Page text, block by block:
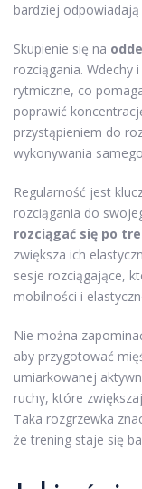
bardziej
Skupienie się na
rozciągania. Wdechy
rytmiczne, co
poprawić
przystąpieniem do
wykonywania
Regularność jest
rozciągania do
rozciągać się po
zwiększa ich
sesje rozciągające,
mobilności i
Nie można
aby przygotować
umiarkowanej
ruchy, które
Taka rozgrzewka
że trening staje się